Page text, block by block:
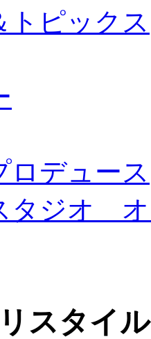
トピックス
ロデュース
タジオ
スタイ